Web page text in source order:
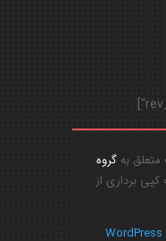
گروه
برداری از
WordPress